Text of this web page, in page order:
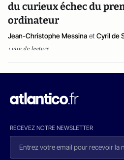
du curieux échec du
ordinateur
Jean-Christophe Messina et Cyril de
1 min de lecture
RECEVEZ NOTRE NEWSLETTER